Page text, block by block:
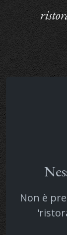
Non è